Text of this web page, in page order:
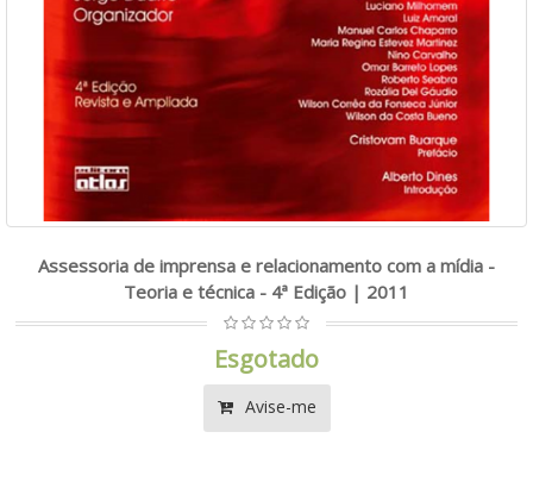
Assessoria de imprensa e relacionamento com a mídia -
Teoria e técnica - 4ª Edição | 2011
Esgotado
Avise-me